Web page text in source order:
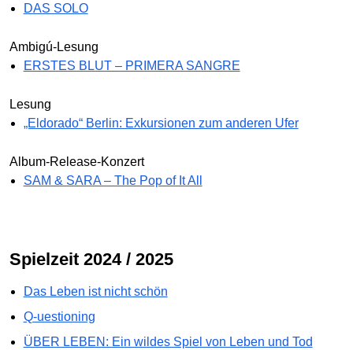
DAS SOLO
Ambigú-Lesung
ERSTES BLUT – PRIMERA SANGRE
Lesung
„Eldorado“ Berlin: Exkursionen zum anderen Ufer
Album-Release-Konzert
SAM & SARA – The Pop of It All
Spielzeit 2024 / 2025
Das Leben ist nicht schön
Q-uestioning
ÜBER LEBEN: Ein wildes Spiel von Leben und Tod